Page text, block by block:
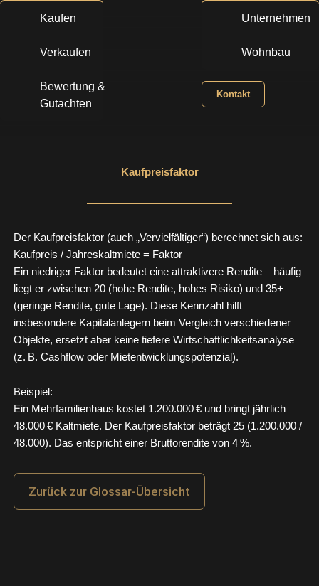
Zum
Kaufen
Verkaufen
Bewertung &
Gutachten
Unternehmen
Wohnbau
Kontakt
Kaufpreisfaktor
Der Kaufpreisfaktor (auch „Vervielfältiger“) berechnet sich aus:
Kaufpreis / Jahreskaltmiete = Faktor
Ein niedriger Faktor bedeutet eine attraktivere Rendite – häufig
liegt er zwischen 20 (hohe Rendite, hohes Risiko) und 35+
(geringe Rendite, gute Lage). Diese Kennzahl hilft
insbesondere Kapitalanlegern beim Vergleich verschiedener
Objekte, ersetzt aber keine tiefere Wirtschaftlichkeitsanalyse
(z. B. Cashflow oder Mietentwicklungspotenzial).
Beispiel:
Ein Mehrfamilienhaus kostet 1.200.000 € und bringt jährlich
48.000 € Kaltmiete. Der Kaufpreisfaktor beträgt 25 (1.200.000 /
48.000). Das entspricht einer Bruttorendite von 4 %.
Zurück zur Glossar-Übersicht